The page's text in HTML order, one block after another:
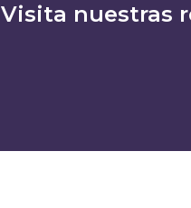
Visita nuestras